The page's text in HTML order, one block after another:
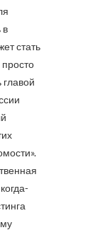
в
стать